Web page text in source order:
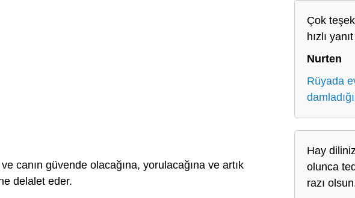
ve canın güvende olacağına, yorulacağına ve artık
delalet eder.
Çok
hızlı
Nurten
Rüyada
Hay
olunca
razı